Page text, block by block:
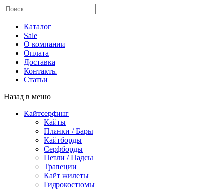
Каталог
Sale
О компании
Оплата
Доставка
Контакты
Статьи
Назад в меню
Кайтсерфинг
Кайты
Планки / Бары
Кайтборды
Серфборды
Петли / Падсы
Трапеции
Кайт жилеты
Гидрокостюмы